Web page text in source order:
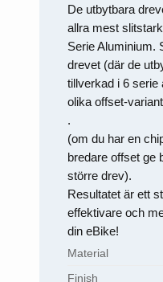
De utbytbara
allra mest
Serie Aluminium.
drevet (där de
tillverkad i 6 serie
olika offset-
.
(om du har en
bredare offset ge
större drev).
Resultatet är ett
effektivare och
din eBike!
Material
Finish